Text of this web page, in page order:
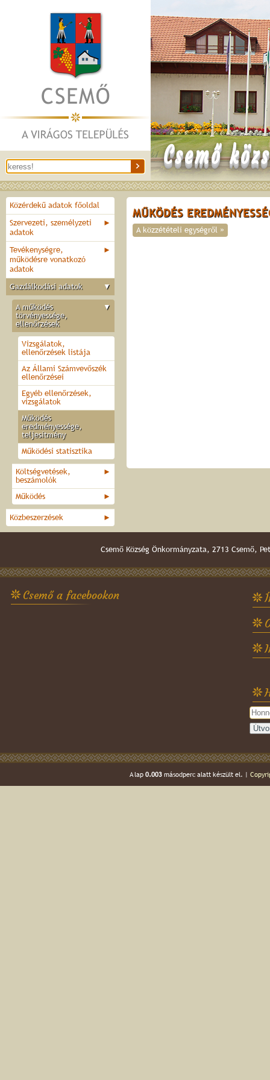
Csemő
Közérdekű adatok főoldal
►
Szervezeti, személyzeti
adatok
►
Tevékenységre,
működésre vonatkozó
adatok
▼
Gazdálkodási adatok
▼
A működés
törvényessége,
ellenőrzések
Vizsgálatok,
ellenőrzések listája
Az Állami Számvevőszék
ellenőrzései
Egyéb ellenőrzések,
vizsgálatok
Működés
eredményessége,
teljesítmény
Működési statisztika
►
Költségvetések,
beszámolók
►
Működés
►
Közbeszerzések
MŰKÖDÉS
A közzétételi egységről »
Csemő Község Önkormányzata, 2713
Csemő a facebookon
A lap 0.003másodperc alatt készült el. |